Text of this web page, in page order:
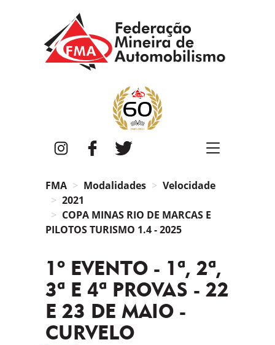
InstagramFacebook
FMA Modalidades
Velocidade
2021
COPA MINAS RIO DE MARCAS E
PILOTOS TURISMO 1.4 - 2025
1º EVENTO - 1ª, 2ª,
3ª E 4ª PROVAS - 22
E 23 DE MAIO -
CURVELO